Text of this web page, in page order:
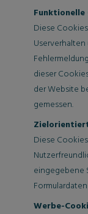
Funktionelle
Diese
dieser
der Website
gemessen.
Diese
eingegebene
Werbe-